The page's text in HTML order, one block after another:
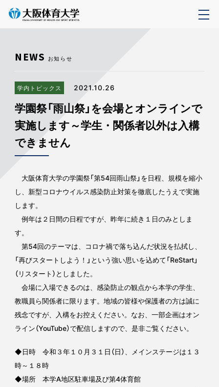
NEWS お知らせ
学内トピックス 2021.10.26
学園祭「雨山祭」を会場とオンラインで
実施します～学生・関係者以外は入構
できません
大阪体育大学の学園祭「第54回雨山祭」を日程、規模を縮小
し、新型コロナウイルス感染防止対策を徹底したうえで実施
します。
例年は２日間の日程ですが、昨年に続き１日のみとしま
す。
第54回のテーマは、コロナ禍で落ち込んだ状況を払拭し、
「再びスタートしよう！」という強い思いを込めて「ReStart」
（リスタート）としました。
会場に入場できるのは、感染防止の観点から本学の学生、
教職員ら関係者に限ります。地域の皆様や保護者の方は誠に
残念ですが、入構をお控えください。なお、一部企画はオン
ライン（YouTube）で配信しますので、是非ご覧ください。
◆日時 令和３年１０月３１日（日）、メインステージは１３
時～１８時
◆場所 本学A地区駐車場及び第4体育館